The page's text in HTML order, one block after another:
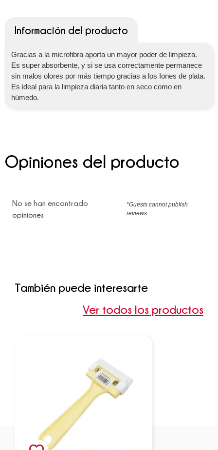
Información del producto
Gracias a la microfibra aporta un mayor poder de limpieza.
Es super absorbente, y si se usa correctamente permanece
sin malos olores por más tiempo gracias a los Iones de plata.
Es ideal para la limpieza diaria tanto en seco como en
húmedo.
Opiniones del producto
No se han encontrado
opiniones
*Guests cannot publish
reviews
También puede interesarte
Ver todos los productos